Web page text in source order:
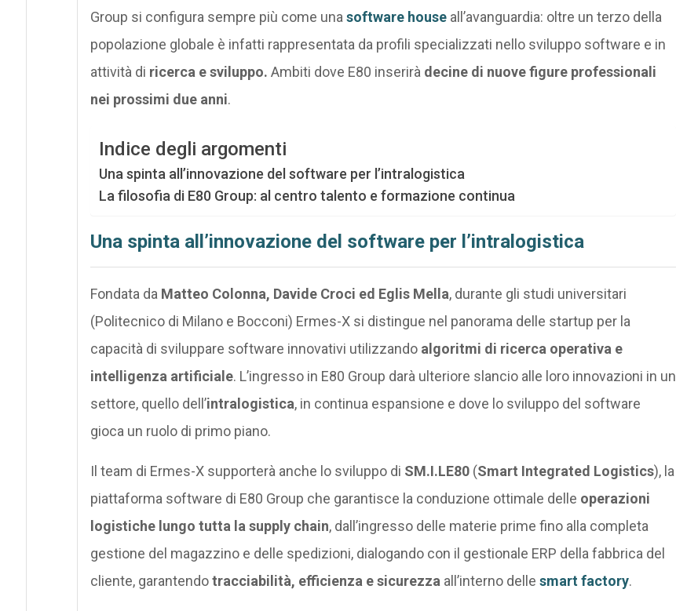
Group si configura sempre più come una software houseall’avanguardia: oltre un terzo della
popolazione globale è infatti rappresentata da profili specializzati nello sviluppo software e in
attività di ricerca e sviluppo. Ambiti dove E80 inserirà decine di nuove figure professionali
nei prossimi due anni.
Indice degli argomenti
Una spinta all’innovazione del software per l’intralogistica
La filosofia di E80 Group: al centro talento e formazione continua
Una spinta all’innovazione del software per l’intralogistica
Fondata da Matteo Colonna, Davide Croci ed Eglis Mella, durante gli studi universitari
(Politecnico di Milano e Bocconi) Ermes-X si distingue nel panorama delle startup per la
capacità di sviluppare software innovativi utilizzando algoritmi di ricerca operativa e
intelligenza artificiale. L’ingresso in E80 Group darà ulteriore slancio alle loro innovazioni in un
settore, quello dell’intralogistica, in continua espansione e dove lo sviluppo del software
gioca un ruolo di primo piano.
Il team di Ermes-X supporterà anche lo sviluppo di SM.I.LE80(Smart Integrated Logistics), la
piattaforma software di E80 Group che garantisce la conduzione ottimale delle operazioni
logistiche lungo tutta la supply chain, dall’ingresso delle materie prime fino alla completa
gestione del magazzino e delle spedizioni, dialogando con il gestionale ERP della fabbrica del
cliente, garantendotracciabilità, efficienza e sicurezza all’interno delle smart factory.